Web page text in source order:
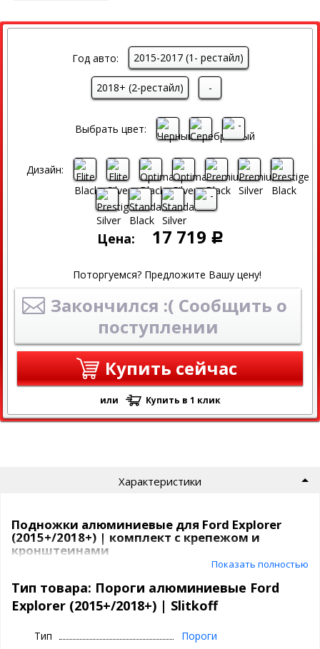
Год авто: 2015-2017 (1- рестайл)
2018+ (2-рестайл) -
Выбрать цвет:
Дизайн:
Цена: 17 719 Р
Поторгуемся? Предложите Вашу цену!
Закончился :( Сообщить о
поступлении
Купить сейчас
или Купить в 1 клик
Характеристики
Подножки алюминиевые для Ford Explorer
(2015+/2018+) | комплект с крепежом и
кронштеинами
Ford Explorer (2015+/2018+)
Производитель изделия: Slitkoff
Наименование:Алюминиевые пороги для Ford Explorer
(2015+/2018+)
Показать полностью
Тип товара: Пороги алюминиевые Ford
Explorer (2015+/2018+) | Slitkoff
Тип
Пороги